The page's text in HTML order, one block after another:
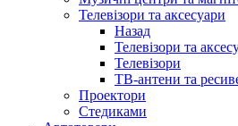
Телевізори та аксесуари
Назад
Телевізори та
Телевізори
ТВ-антени та
Проектори
Стедиками